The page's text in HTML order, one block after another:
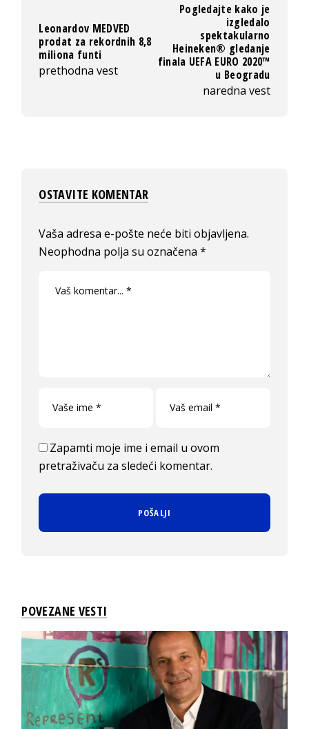
Leonardov MEDVED
prodat za rekordnih 8,8
miliona funti
prethodna vest
Pogledajte kako je
izgledalo
spektakularno
Heineken® gledanje
finala UEFA EURO 2020™
u Beogradu
naredna vest
OSTAVITE KOMENTAR
Vaša adresa e-pošte neće biti objavljena.
Neophodna polja su označena*
Zapamti moje ime i email u ovom
pretraživaču za sledeći komentar.
POVEZANE VESTI